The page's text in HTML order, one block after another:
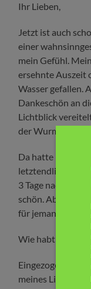
Ihr Lieben,
Jetzt ist auch
einer
mein Gefühl.
ersehnte Auszeit
Wasser gefallen.
Dankeschön an
Lichtblick
der Wurm drin. *
Da hatte ich dolle
letztendlich
3 Tage nach
schön. Aber
für jemand
Wie habt Ihr die
Eingezogen sind
meines